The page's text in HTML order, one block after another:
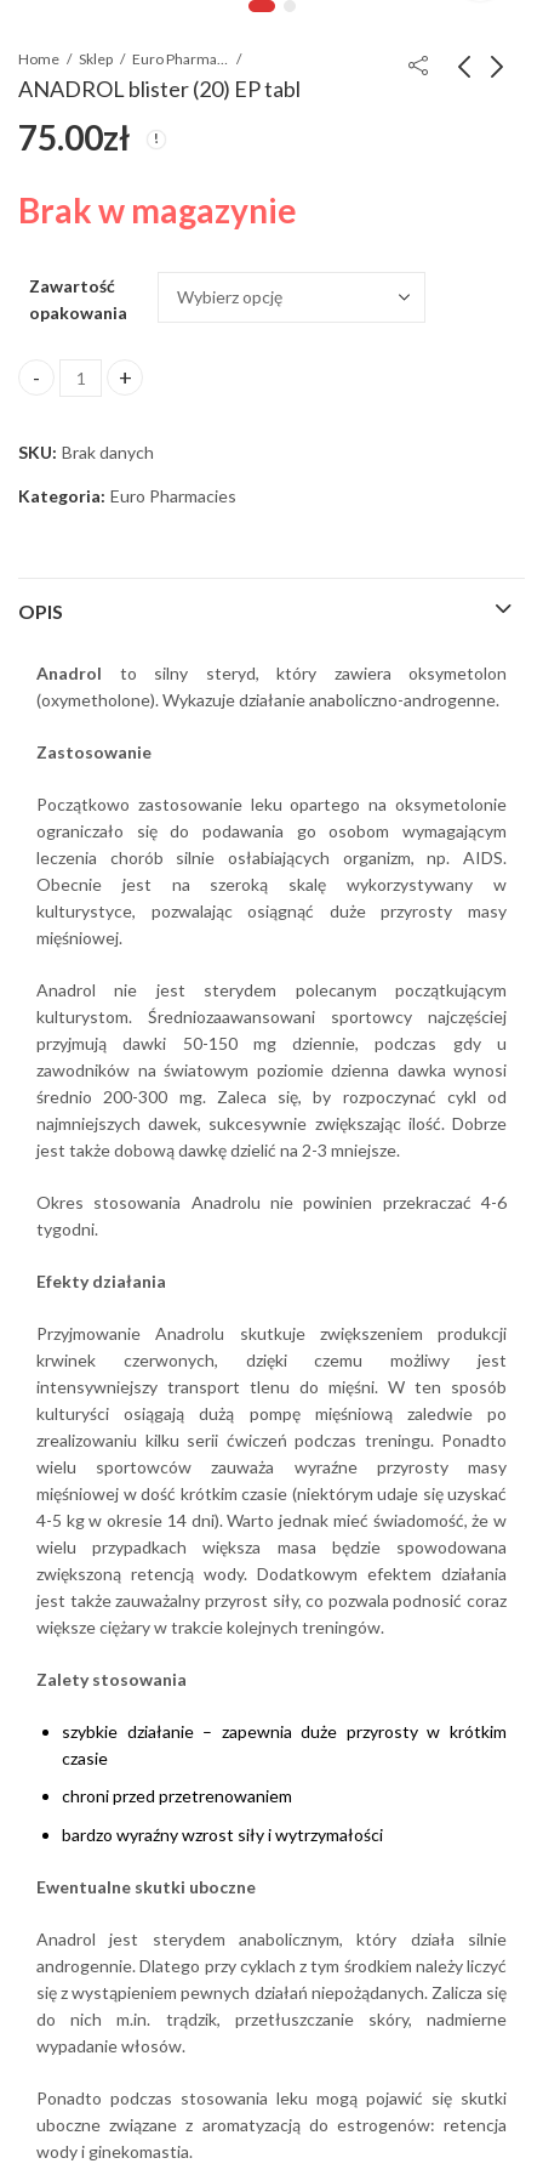
Home Sklep Euro Pharmacies
ANADROL blister (20) EP tabl
75.00zł
Brak w magazynie
Zawartość
opakowania
ANADROL blister (20) EP tabl ilość
SKU: Brak danych
Kategoria: Euro Pharmacies
OPIS
Anadrol to silny steryd, który zawiera oksymetolon
(oxymetholone). Wykazuje działanie anaboliczno-androgenne.
Zastosowanie
Początkowo zastosowanie leku opartego na oksymetolonie
ograniczało się do podawania go osobom wymagającym
leczenia chorób silnie osłabiających organizm, np. AIDS.
Obecnie jest na szeroką skalę wykorzystywany w
kulturystyce, pozwalając osiągnąć duże przyrosty masy
mięśniowej.
Anadrol nie jest sterydem polecanym początkującym
kulturystom. Średniozaawansowani sportowcy najczęściej
przyjmują dawki 50-150 mg dziennie, podczas gdy u
zawodników na światowym poziomie dzienna dawka wynosi
średnio 200-300 mg. Zaleca się, by rozpoczynać cykl od
najmniejszych dawek, sukcesywnie zwiększając ilość. Dobrze
jest także dobową dawkę dzielić na 2-3 mniejsze.
Okres stosowania Anadrolu nie powinien przekraczać 4-6
tygodni.
Efekty działania
Przyjmowanie Anadrolu skutkuje zwiększeniem produkcji
krwinek czerwonych, dzięki czemu możliwy jest
intensywniejszy transport tlenu do mięśni. W ten sposób
kulturyści osiągają dużą pompę mięśniową zaledwie po
zrealizowaniu kilku serii ćwiczeń podczas treningu. Ponadto
wielu sportowców zauważa wyraźne przyrosty masy
mięśniowej w dość krótkim czasie (niektórym udaje się uzyskać
4-5 kg w okresie 14 dni). Warto jednak mieć świadomość, że w
wielu przypadkach większa masa będzie spowodowana
zwiększoną retencją wody. Dodatkowym efektem działania
jest także zauważalny przyrost siły, co pozwala podnosić coraz
większe ciężary w trakcie kolejnych treningów.
Zalety stosowania
szybkie działanie – zapewnia duże przyrosty w krótkim
czasie
chroni przed przetrenowaniem
bardzo wyraźny wzrost siły i wytrzymałości
Ewentualne skutki uboczne
Anadrol jest sterydem anabolicznym, który działa silnie
androgennie. Dlatego przy cyklach z tym środkiem należy liczyć
się z wystąpieniem pewnych działań niepożądanych. Zalicza się
do nich m.in. trądzik, przetłuszczanie skóry, nadmierne
wypadanie włosów.
Ponadto podczas stosowania leku mogą pojawić się skutki
uboczne związane z aromatyzacją do estrogenów: retencja
wody i ginekomastia.